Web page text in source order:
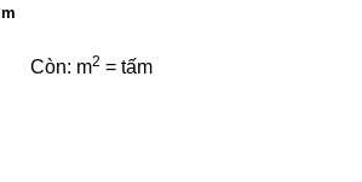
Còn: m2 = tấm